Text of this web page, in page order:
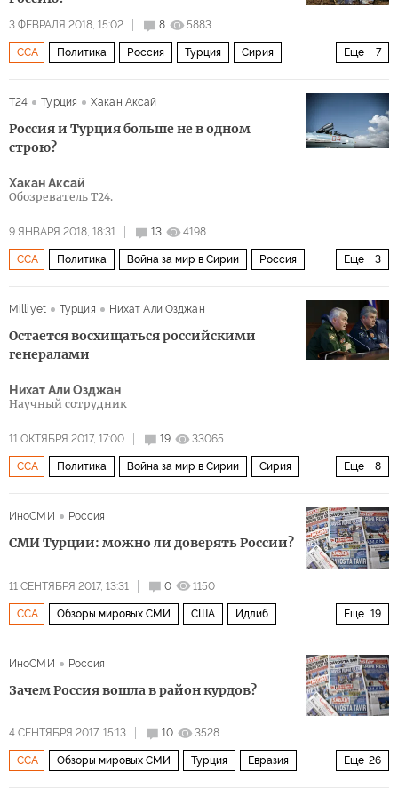
3 ФЕВРАЛЯ 2018, 15:02 8 5883
Еще 7
ССА Политика Россия Турция Сирия
Отряды народной самообороны (YPG)
Рабочая партия Курдистана (РПК)
T24 Турция Хакан Аксай
Россия и Турция больше не в одном
строю?
Хакан Аксай
Обозреватель Т24.
9 ЯНВАРЯ 2018, 18:31 13 4198
Еще 3
ССА Политика Война за мир в Сирии Россия
Milliyet
Турция Нихат Али Озджан
Остается восхищаться российскими
генералами
Нихат Али Озджан
Научный сотрудник
11 ОКТЯБРЯ 2017, 17:00 19 33065
Еще 8
ССА Политика Война за мир в Сирии Сирия
ИноСМИ Россия
СМИ Турции: можно ли доверять России?
11 СЕНТЯБРЯ 2017, 13:31 0 1150
Еще 19
ССА Обзоры мировых СМИ США Идлиб
Реджеп Тайип Эрдоган
Аль-Каида Партия «Демократический союз» (PYD)
Рабочая партия Курдистана (РПК) НАТО С-400
ИноСМИ Россия
Зачем Россия вошла в район курдов?
4 СЕНТЯБРЯ 2017, 15:13 10 3528
Еще 26
ССА Обзоры мировых СМИ Турция Евразия